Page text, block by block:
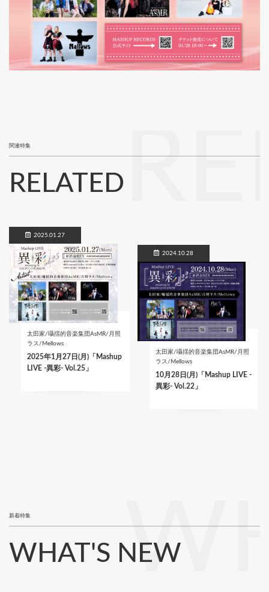
関連特集
RELATED
2025.01.27
太田家/囁揺的音楽集団AsMR/月照
ラス/Mellows
2025年1月27日(月)「Mashup
LIVE -異彩- Vol.25」
2024.10.28
太田家/囁揺的音楽集団AsMR/月照
ラス/Mellows
10月28日(月)「Mashup LIVE -
異彩- Vol.22」
新着特集
WHAT'S NEW